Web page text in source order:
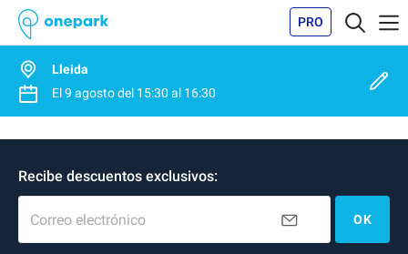
PRO
Lleida
El9 agostodel 15:30 al 16:30
Recibe descuentos exclusivos:
Correo electrónico OK